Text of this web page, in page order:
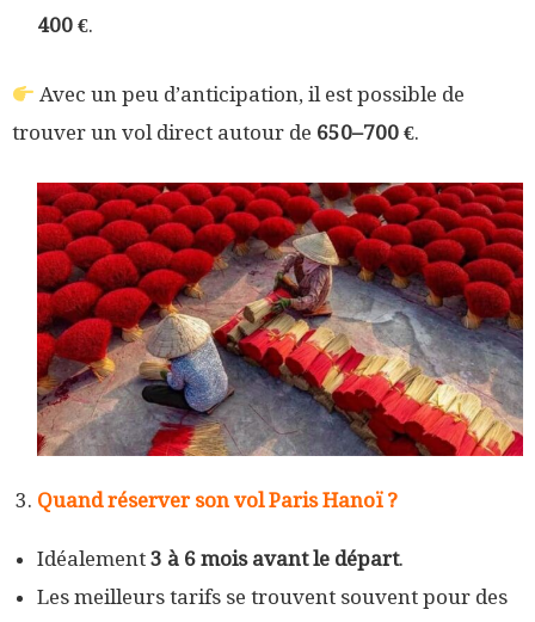
400 €.
Avec un peu d’anticipation, il est possible de
trouver un vol direct autour de 650–700 €.
Quand réserver son vol Paris Hanoï ?
Idéalement 3 à 6 mois avant le départ.
Les meilleurs tarifs se trouvent souvent pour des